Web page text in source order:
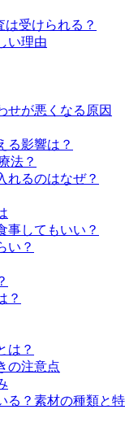
受けられる？
い理由
せが悪くなる原因
る影響は？
法？
れるのはなぜ？
事してもいい？
い？
？
は？
の注意点
る？素材の種類と特